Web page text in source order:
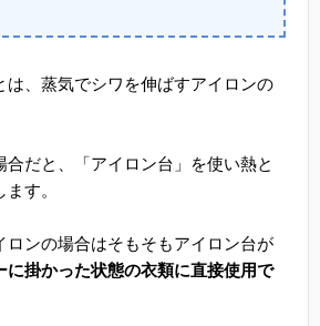
は、蒸気でシワを伸ばすアイロンの
合だと、「アイロン台」を使い熱と
す。
ロンの場合はそもそもアイロン台が
に掛かった状態の衣類に直接使用で